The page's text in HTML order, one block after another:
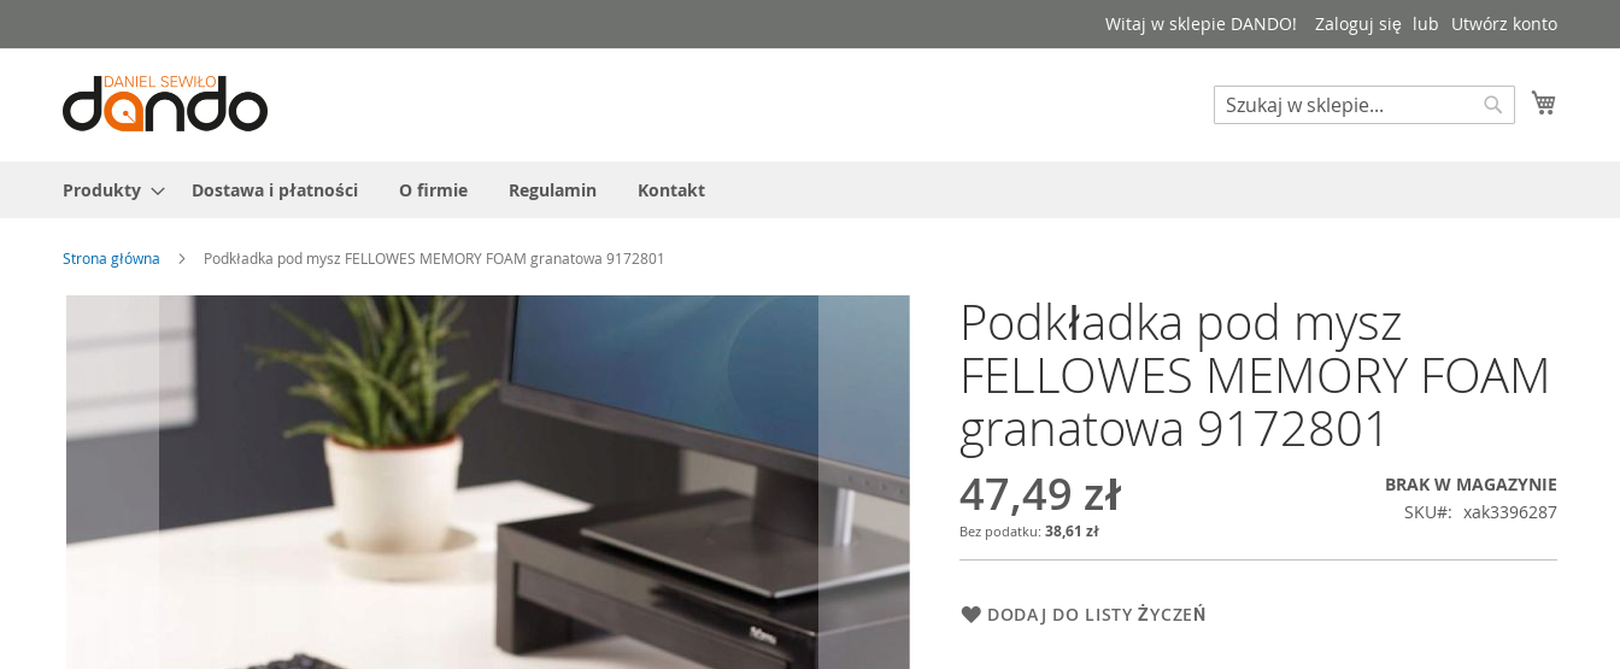
do
treści
Witaj w sklepie DANDO! Zaloguj się Utwórz konto
Search
Produkty Dostawa i płatności O firmie Regulamin Kontakt
Strona główna Podkładka pod mysz FELLOWES MEMORY FOAM granatowa 9172801
Podkładka pod mysz
FELLOWES MEMORY FOAM
granatowa 9172801
47,49 zł
38,61 zł
BRAK W MAGAZYNIE
SKU
xak3396287
DODAJ DO LISTY ŻYCZEŃ